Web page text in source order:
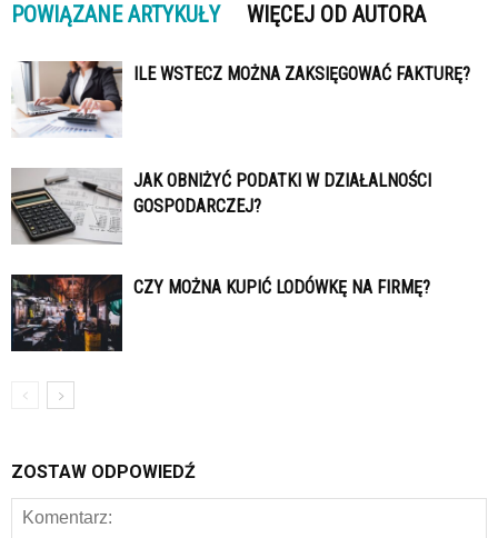
POWIĄZANE ARTYKUŁY WIĘCEJ OD AUTORA
ILE WSTECZ MOŻNA ZAKSIĘGOWAĆ FAKTURĘ?
JAK OBNIŻYĆ PODATKI W DZIAŁALNOŚCI
GOSPODARCZEJ?
CZY MOŻNA KUPIĆ LODÓWKĘ NA FIRMĘ?
ZOSTAW ODPOWIEDŹ